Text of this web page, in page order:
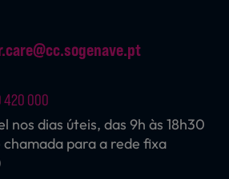
420 000
nos dias úteis, das 9h às 18h30
chamada para a rede fixa